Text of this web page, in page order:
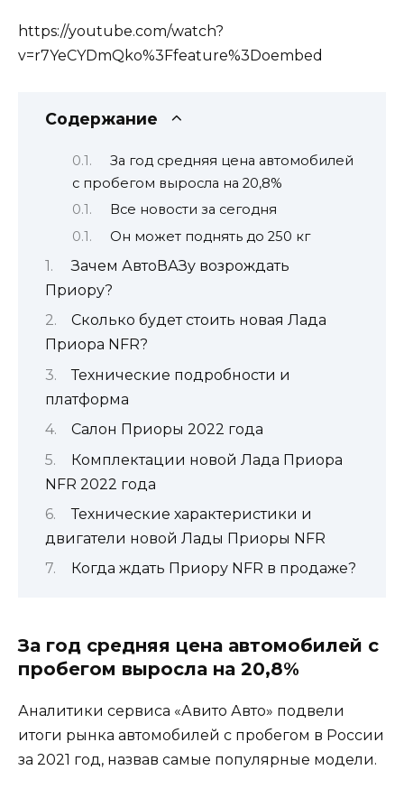
https://youtube.com/watch?
v=r7YeCYDmQko%3Ffeature%3Doembed
Содержание
За год средняя цена автомобилей
с пробегом выросла на 20,8%
Все новости за сегодня
Он может поднять до 250 кг
Зачем АвтоВАЗу возрождать
Приору?
Сколько будет стоить новая Лада
Приора NFR?
Технические подробности и
платформа
Салон Приоры 2022 года
Комплектации новой Лада Приора
NFR 2022 года
Технические характеристики и
двигатели новой Лады Приоры NFR
Когда ждать Приору NFR в продаже?
За год средняя цена автомобилей с
пробегом выросла на 20,8%
Аналитики сервиса «Авито Авто» подвели
итоги рынка автомобилей с пробегом в России
за 2021 год, назвав самые популярные модели.